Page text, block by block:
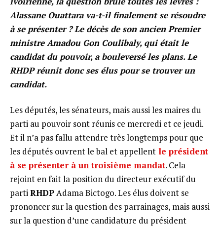
Alassane Ouattara va-t-il finalement se résoudre
à se présenter ? Le décès de son ancien Premier
ministre Amadou Gon Coulibaly, qui était le
candidat du pouvoir, a bouleversé les plans. Le
RHDP réunit donc ses élus pour se trouver un
candidat.
Les députés, les sénateurs, mais aussi les maires du
parti au pouvoir sont réunis ce mercredi et ce jeudi.
Et il n’a pas fallu attendre très longtemps pour que
les députés ouvrent le bal et appellent le président
à se présenter à un troisième mandat. Cela
rejoint en fait la position du directeur exécutif du
partiRHDPAdama Bictogo. Les élus doivent se
prononcer sur la question des parrainages, mais aussi
sur la question d’une candidature du président